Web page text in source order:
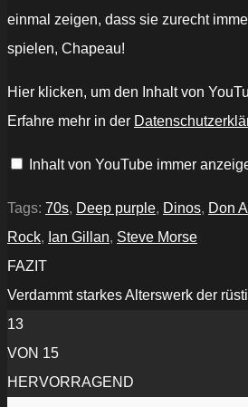
einmal zeigen, dass sie zurecht
spielen, Chapeau!
„Deep
Purple
Alive"
album
"Whoosh!"“
von
YouTube
anzeigen
Hier klicken, um den Inhalt von
Erfahre mehr in der
Inhalt von YouTube immer
Tags: 70s, Deep purple, Dinos, Don
Rock, Ian Gillan, Steve Morse
FAZIT
Verdammt starkes Alterswerk der
13
VON 15
HERVORRAGEND